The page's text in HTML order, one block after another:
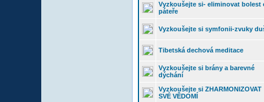
Vyzkoušejte si- eliminovat bolest
páteře
Vyzkoušejte si symfonii-zvuky
Tibetská dechová meditace
Vyzkoušejte si brány a barevné
dýchání
Vyzkoušejte si ZHARMONIZOVAT
SVÉ VĚDOMÍ